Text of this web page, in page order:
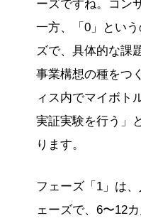
ーズですね。コン
一方、「0」とい
ズで、具体的な課
事業構想の種をつ
ィス内でマイボト
実証実験を行う」
ります。
フェーズ「1」は
ェーズで、6〜12